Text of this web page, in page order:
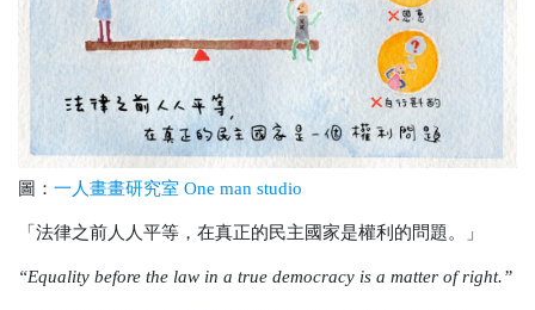
圖： 一人畫畫研究室 One man studio
「法律之前人人平等，在真正的民主國家是權利的問題。」
“Equality before the law in a true democracy is a matter of right.”